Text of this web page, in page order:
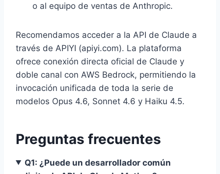
o al equipo de ventas de Anthropic.
Recomendamos acceder a la API de Claude a
través de APIYI (apiyi.com). La plataforma
ofrece conexión directa oficial de Claude y
doble canal con AWS Bedrock, permitiendo la
invocación unificada de toda la serie de
modelos Opus 4.6, Sonnet 4.6 y Haiku 4.5.
Preguntas frecuentes
Q1: ¿Puede un desarrollador común